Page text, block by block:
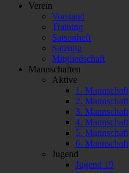
Verein
Vorstand
Training
Saisonheft
Satzung
Mitgliedschaft
Mannschaften
Aktive
1. Mannschaft
2. Mannschaft
3. Mannschaft
4. Mannschaft
5. Mannschaft
6. Mannschaft
Jugend
Jugend 19